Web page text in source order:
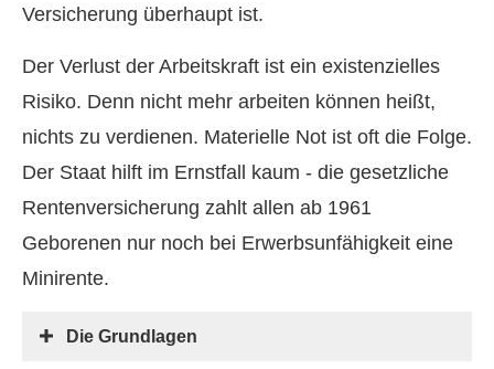
Versicherung überhaupt ist.
Der Verlust der Arbeitskraft ist ein existenzielles
Risiko. Denn nicht mehr arbeiten können heißt,
nichts zu verdienen. Materielle Not ist oft die Folge.
Der Staat hilft im Ernstfall kaum - die gesetzliche
Rentenversicherung zahlt allen ab 1961
Geborenen nur noch bei Erwerbsunfähigkeit eine
Minirente.
Die Grundlagen